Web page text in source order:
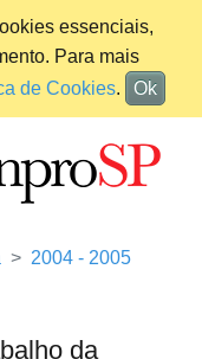
essenciais,
Para mais
de Cookies. Ok
2004 - 2005
da